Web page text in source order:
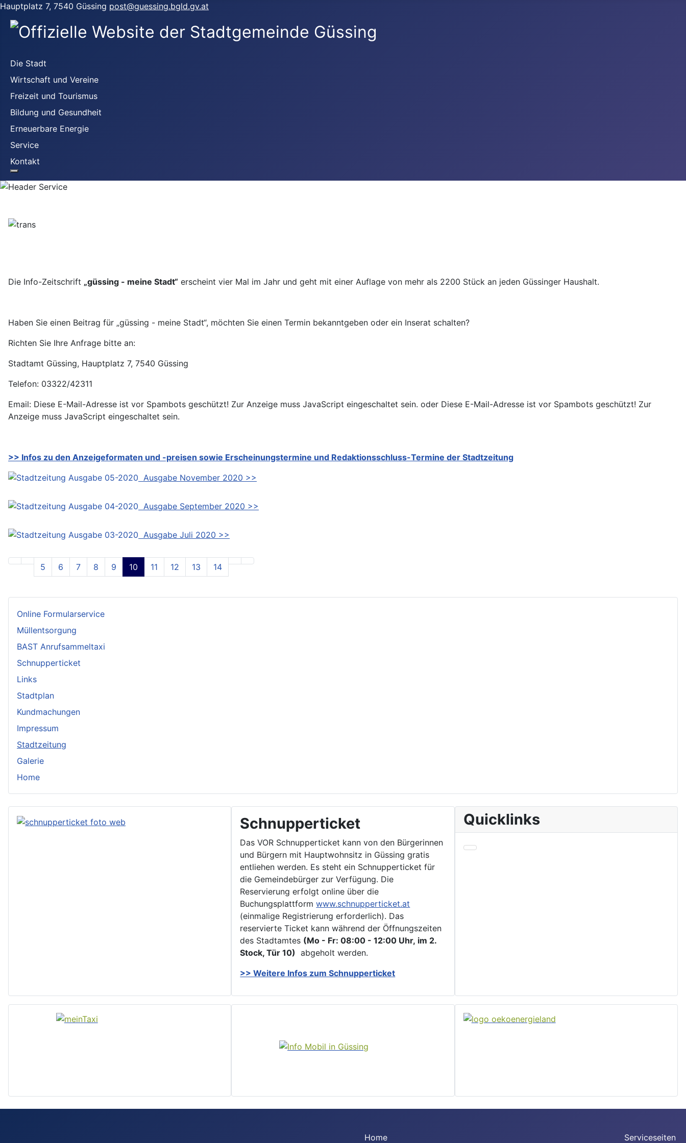
Hauptplatz 7, 7540 Güssing post@guessing.bgld.gv.at
Die Stadt
Wirtschaft und Vereine
Freizeit und Tourismus
Bildung und Gesundheit
Erneuerbare Energie
Service
Kontakt
Online Formularservice
Müllentsorgung
BAST Anrufsammeltaxi
Schnupperticket
Links
Stadtplan
Kundmachungen
Impressum
Stadtzeitung
Galerie
Home
Die Info-Zeitschrift „güssing - meine Stadt“ erscheint vier Mal im Jahr und geht mit einer Auflage von mehr als 2200 Stück an jeden Güssinger Haushalt.
Haben Sie einen Beitrag für „güssing - meine Stadt“, möchten Sie einen Termin bekanntgeben oder ein Inserat schalten?
Richten Sie Ihre Anfrage bitte an:
Stadtamt Güssing, Hauptplatz 7, 7540 Güssing
Telefon: 03322/42311
Email: Diese E-Mail-Adresse ist vor Spambots geschützt! Zur Anzeige muss JavaScript eingeschaltet sein. oder Diese E-Mail-Adresse ist vor Spambots geschützt! Zur
Anzeige muss JavaScript eingeschaltet sein.
>> Infos zu den Anzeigeformaten und -preisen sowie Erscheinungstermine und Redaktionsschluss-Termine der Stadtzeitung
Ausgabe November 2020 >>
Ausgabe September 2020 >>
Ausgabe Juli 2020 >>
5 6 7 8 9 10 11 12 13 14
Schnupperticket
Das VOR Schnupperticket kann von den Bürgerinnen
und Bürgern mit Hauptwohnsitz in Güssing gratis
entliehen werden. Es steht ein Schnupperticket für
die Gemeindebürger zur Verfügung. Die
Reservierung erfolgt online über die
Buchungsplattformwww.schnupperticket.at
(einmalige Registrierung erforderlich). Das
reservierte Ticket kann während der Öffnungszeiten
des Stadtamtes (Mo - Fr: 08:00 - 12:00 Uhr, im 2.
Stock, Tür 10) abgeholt werden.
>> Weitere Infos zum Schnupperticket
Quicklinks
Home Serviceseiten